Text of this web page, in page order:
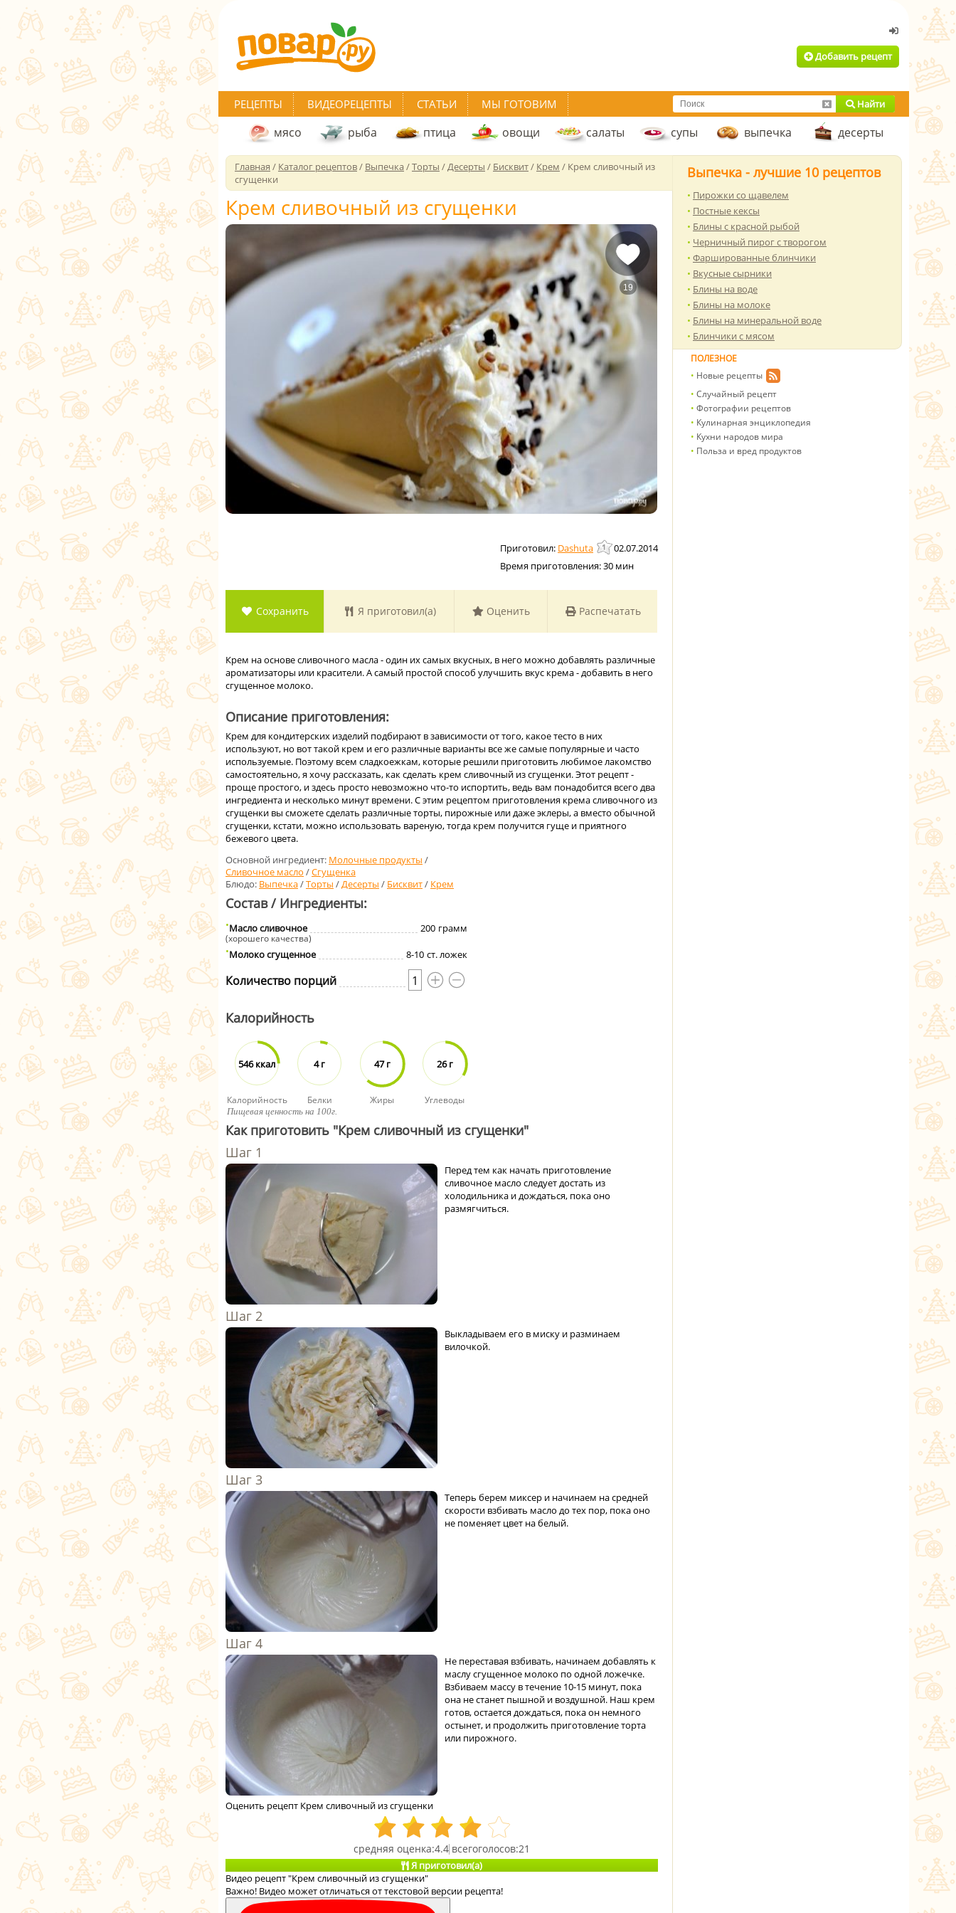
Добавить рецепт
РЕЦЕПТЫ ВИДЕОРЕЦЕПТЫ СТАТЬИ МЫ ГОТОВИМ Найти
мясо рыба птица овощи салаты супы выпечка десерты
Главная / Каталог рецептов/ Выпечка/Торты /Десерты / Бисквит/ Крем / Крем сливочный из
сгущенки
Крем сливочный из сгущенки
19
Dashuta
02.07.2014
Время приготовления:30 мин
Сохранить Я приготовил(а) Оценить Распечатать
Крем на основе сливочного масла - один их самых вкусных, в него можно добавлять различные
ароматизаторы или красители. А самый простой способ улучшить вкус крема - добавить в него
сгущенное молоко.
Описание приготовления:
Крем для кондитерских изделий подбирают в зависимости от того, какое тесто в них
используют, но вот такой крем и его различные варианты все же самые популярные и часто
используемые. Поэтому всем сладкоежкам, которые решили приготовить любимое лакомство
самостоятельно, я хочу рассказать, как сделать крем сливочный из сгущенки. Этот рецепт -
проще простого, и здесь просто невозможно что-то испортить, ведь вам понадобится всего два
ингредиента и несколько минут времени. С этим рецептом приготовления крема сливочного из
сгущенки вы сможете сделать различные торты, пирожные или даже эклеры, а вместо обычной
сгущенки, кстати, можно использовать вареную, тогда крем получится гуще и приятного
бежевого цвета.
Основной ингредиент: Молочные продукты /
Сливочное масло /Сгущенка
Блюдо: Выпечка/Торты /Десерты / Бисквит/ Крем
Состав / Ингредиенты:
Масло сливочное 200 грамм
(хорошего качества)
Молоко сгущенное 8-10 ст. ложек
Количество порций 1
Калорийность
546 ккал
Калорийность
4 г
Белки
47 г
Жиры
26 г
Углеводы
Пищевая ценность на 100г.
Как приготовить "Крем сливочный из сгущенки"
Перед тем как начать приготовление
сливочное масло следует достать из
холодильника и дождаться, пока оно
размягчиться.
Выкладываем его в миску и разминаем
вилочкой.
Теперь берем миксер и начинаем на средней
скорости взбивать масло до тех пор, пока оно
не поменяет цвет на белый.
Не переставая взбивать, начинаем добавлять к
маслу сгущенное молоко по одной ложечке.
Взбиваем массу в течение 10-15 минут, пока
она не станет пышной и воздушной. Наш крем
готов, остается дождаться, пока он немного
остынет, и продолжить приготовление торта
или пирожного.
Оценить рецепт Крем сливочный из сгущенки
4.4 21
Я приготовил(а)
Видео рецепт "Крем сливочный из сгущенки"
Важно! Видео может отличаться от текстовой версии рецепта!
Выпечка - лучшие 10 рецептов
Пирожки со щавелем
Постные кексы
Блины с красной рыбой
Черничный пирог с творогом
Фаршированные блинчики
Вкусные сырники
Блины на воде
Блины на молоке
Блины на минеральной воде
Блинчики с мясом
ПОЛЕЗНОЕ
Новые рецепты
Случайный рецепт
Фотографии рецептов
Кулинарная энциклопедия
Кухни народов мира
Польза и вред продуктов